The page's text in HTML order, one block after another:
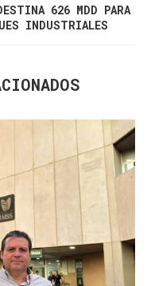
626 MDD PARA
INDUSTRIALES